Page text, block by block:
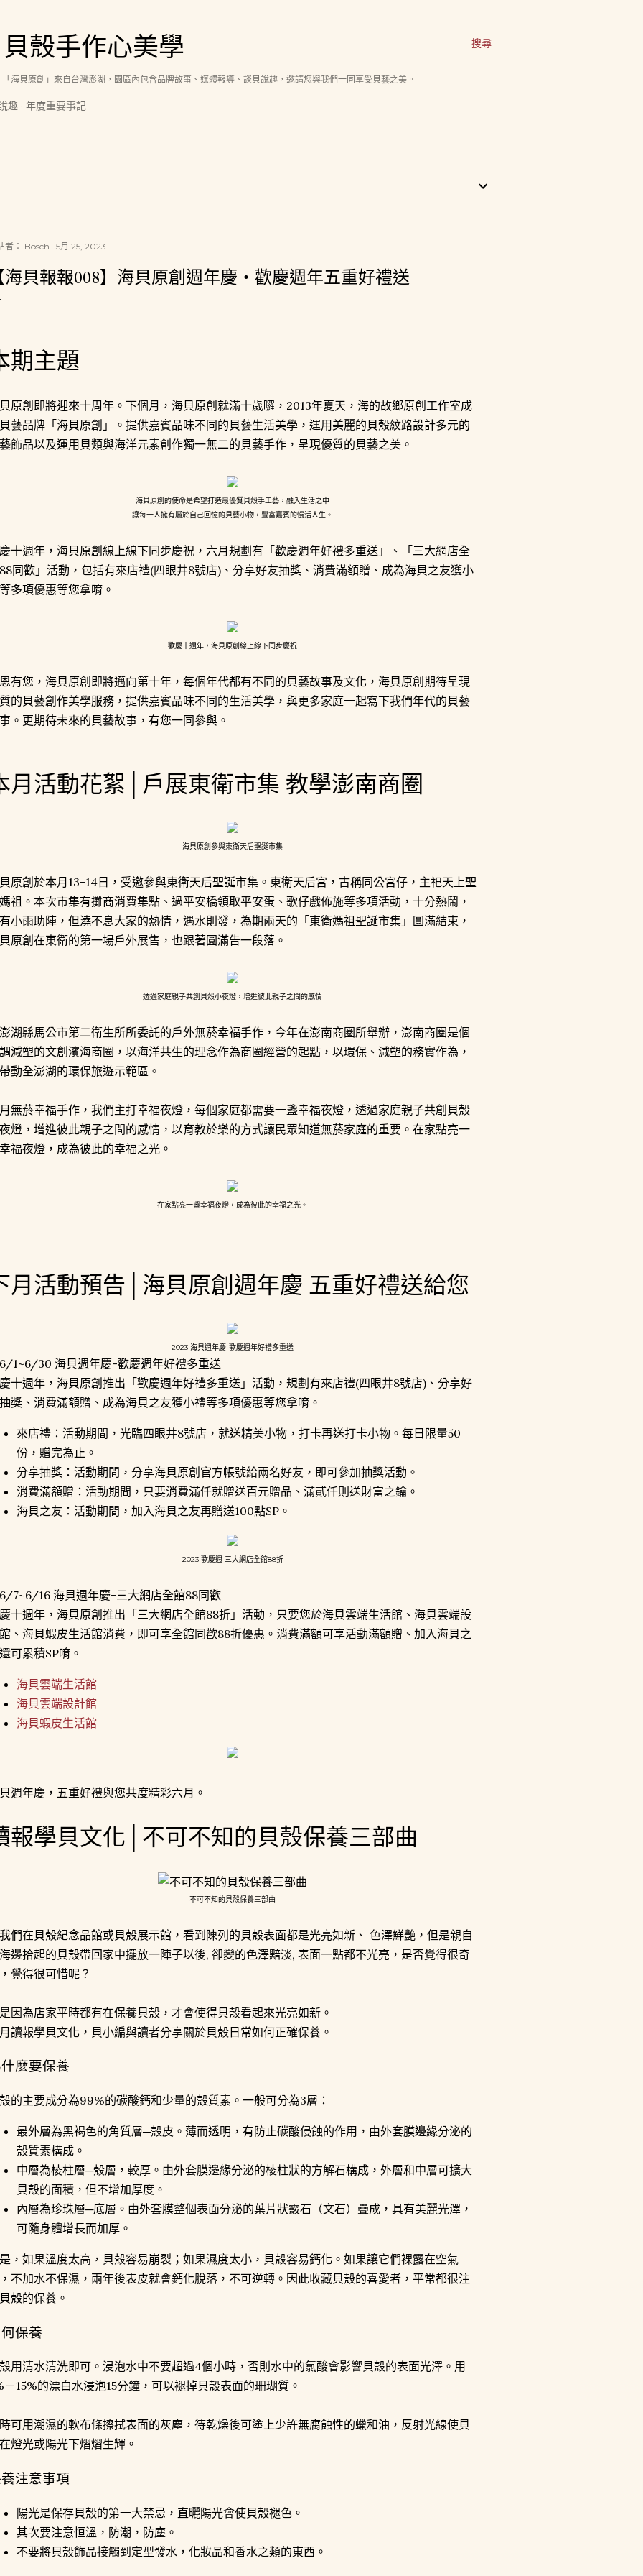
搜尋
殼手作心美學
海貝原創」來自台灣澎湖，園區內包含品牌故事、媒體報導、談貝說趣，邀請您與我們一同享受貝藝之美。
趣 年度重要事記
者： Bosch 5月 25, 2023
海貝報報008】海貝原創週年慶‧歡慶週年五重好禮送
期主題
原創即將迎來十周年。下個月，海貝原創就滿十歲囉，2013年夏天，海的故鄉原創工作室成
藝品牌「海貝原創」。提供嘉賓品味不同的貝藝生活美學，運用美麗的貝殼紋路設計多元的
飾品以及運用貝類與海洋元素創作獨一無二的貝藝手作，呈現優質的貝藝之美。
海貝原創的使命是希望打造最優質貝殼手工藝，融入生活之中
讓每一人擁有屬於自己回憶的貝藝小物，豐富嘉賓的慢活人生。
十週年，海貝原創線上線下同步慶祝，六月規劃有「歡慶週年好禮多重送」、「三大網店全
同歡」活動，包括有來店禮(四眼井8號店)、分享好友抽獎、消費滿額贈、成為海貝之友獲小
多項優惠等您拿唷。
歡慶十週年，海貝原創線上線下同步慶祝
有您，海貝原創即將邁向第十年，每個年代都有不同的貝藝故事及文化，海貝原創期待呈現
的貝藝創作美學服務，提供嘉賓品味不同的生活美學，與更多家庭一起寫下我們年代的貝藝
。更期待未來的貝藝故事，有您一同參與。
月活動花絮│戶展東衛市集 教學澎南商圈
海貝原創參與東衛天后聖誕市集
原創於本月13-14日，受邀參與東衛天后聖誕市集。東衛天后宮，古稱同公宮仔，主祀天上聖
祖。本次市集有攤商消費集點、過平安橋領取平安蛋、歌仔戲佈施等多項活動，十分熱鬧，
小雨助陣，但澆不息大家的熱情，遇水則發，為期兩天的「東衛媽祖聖誕市集」圓滿結束，
原創在東衛的第一場戶外展售，也跟著圓滿告一段落。
透過家庭親子共創貝殼小夜燈，增進彼此親子之間的感情
湖縣馬公市第二衛生所所委託的戶外無菸幸福手作，今年在澎南商圈所舉辦，澎南商圈是個
減塑的文創濱海商圈，以海洋共生的理念作為商圈經營的起點，以環保、減塑的務實作為，
動全澎湖的環保旅遊示範區。
無菸幸福手作，我們主打幸福夜燈，每個家庭都需要一盞幸福夜燈，透過家庭親子共創貝殼
燈，增進彼此親子之間的感情，以育教於樂的方式讓民眾知道無菸家庭的重要。在家點亮一
福夜燈，成為彼此的幸福之光。
在家點亮一盞幸福夜燈，成為彼此的幸福之光。
月活動預告│海貝原創週年慶 五重好禮送給您
2023 海貝週年慶-歡慶週年好禮多重送
1~6/30 海貝週年慶-歡慶週年好禮多重送
十週年，海貝原創推出「歡慶週年好禮多重送」活動，規劃有來店禮(四眼井8號店)、分享好
獎、消費滿額贈、成為海貝之友獲小禮等多項優惠等您拿唷。
來店禮：活動期間，光臨四眼井8號店，就送精美小物，打卡再送打卡小物。每日限量50
份，贈完為止。
分享抽獎：活動期間，分享海貝原創官方帳號給兩名好友，即可參加抽獎活動。
消費滿額贈：活動期間，只要消費滿仟就贈送百元贈品、滿貳仟則送財富之鑰。
海貝之友：活動期間，加入海貝之友再贈送100點SP。
2023 歡慶週 三大網店全館88折
7~6/16 海貝週年慶-三大網店全館88同歡
十週年，海貝原創推出「三大網店全館88折」活動，只要您於海貝雲端生活館、海貝雲端設
、海貝蝦皮生活館消費，即可享全館同歡88折優惠。消費滿額可享活動滿額贈、加入海貝之
可累積SP唷。
海貝雲端生活館
海貝雲端設計館
海貝蝦皮生活館
週年慶，五重好禮與您共度精彩六月。
報學貝文化│不可不知的貝殼保養三部曲
不可不知的貝殼保養三部曲
們在貝殼紀念品館或貝殼展示館，看到陳列的貝殼表面都是光亮如新、 色澤鮮艷，但是親自
邊拾起的貝殼帶回家中擺放一陣子以後, 卻變的色澤黯淡, 表面一點都不光亮，是否覺得很奇
覺得很可惜呢？
因為店家平時都有在保養貝殼，才會使得貝殼看起來光亮如新。
讀報學貝文化，貝小編與讀者分享關於貝殼日常如何正確保養。
麼要保養
的主要成分為99%的碳酸鈣和少量的殼質素。一般可分為3層：
最外層為黑褐色的角質層─殼皮。薄而透明，有防止碳酸侵蝕的作用，由外套膜邊緣分泌的
殼質素構成。
中層為棱柱層─殼層，較厚。由外套膜邊緣分泌的棱柱狀的方解石構成，外層和中層可擴大
貝殼的面積，但不增加厚度。
內層為珍珠層─底層。由外套膜整個表面分泌的葉片狀霰石（文石）疊成，具有美麗光澤，
可隨身體增長而加厚。
，如果溫度太高，貝殼容易崩裂；如果濕度太小，貝殼容易鈣化。如果讓它們裸露在空氣
不加水不保濕，兩年後表皮就會鈣化脫落，不可逆轉。因此收藏貝殼的喜愛者，平常都很注
殼的保養。
保養
用清水清洗即可。浸泡水中不要超過4個小時，否則水中的氯酸會影響貝殼的表面光澤。用
－15%的漂白水浸泡15分鐘，可以褪掉貝殼表面的珊瑚質。
可用潮濕的軟布條擦拭表面的灰塵，待乾燥後可塗上少許無腐蝕性的蠟和油，反射光線使貝
燈光或陽光下熠熠生輝。
注意事項
陽光是保存貝殼的第一大禁忌，直曬陽光會使貝殼褪色。
其次要注意恒溫，防潮，防塵。
不要將貝殼飾品接觸到定型發水，化妝品和香水之類的東西。